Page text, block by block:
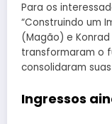
Para os
“Construindo um
(Magão) e
transformaram o
consolidaram
Ingressos